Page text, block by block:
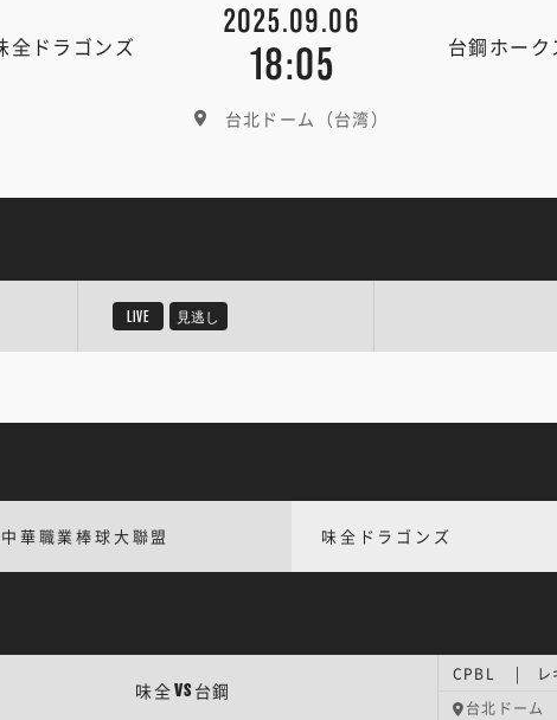
全ドラゴンズ
2025.09.06
18:05 台鋼ホーク
台北ドーム（台湾）
LIVE 見逃し
中華職業棒球大聯盟 味全ドラゴンズ
味全VS 台鋼
CPBL | レギ
台北ドーム